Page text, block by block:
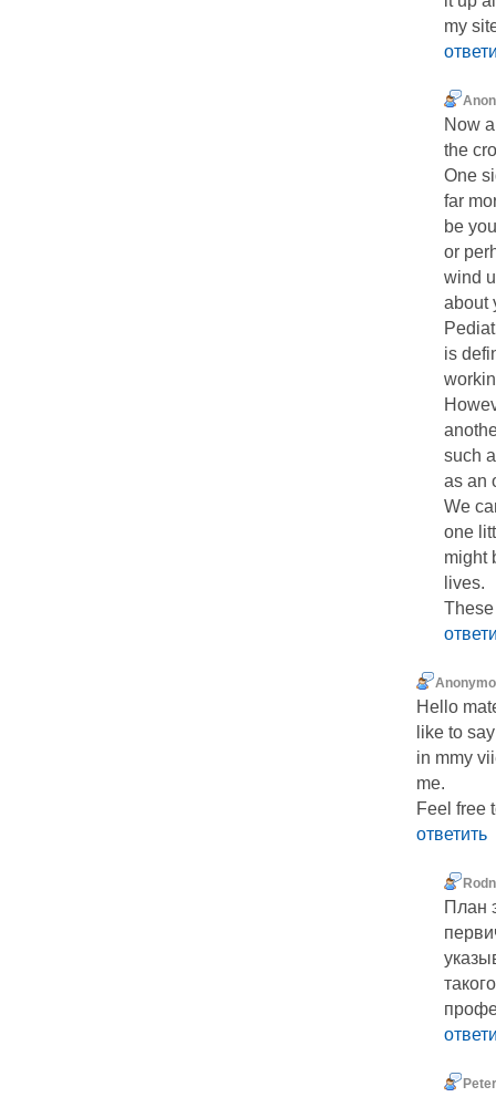
my
Now
the
One
far
be
or
wind
about
is
such
as an
We
one
might
lives.
Нello
like to
in mmy
me.
Feеl free
ответить
План